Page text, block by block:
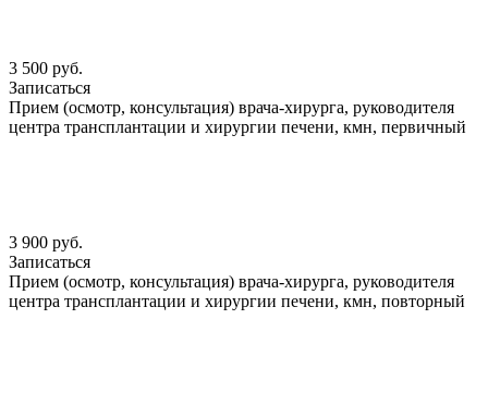
3 500 руб.
Записаться
Прием (осмотр, консультация) врача-хирурга, руководителя
центра трансплантации и хирургии печени, кмн, первичный
3 900 руб.
Записаться
Прием (осмотр, консультация) врача-хирурга, руководителя
центра трансплантации и хирургии печени, кмн, повторный